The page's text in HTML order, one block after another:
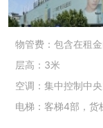
物管费：包含在租
层高：3米
空调：集中控制中
电梯：客梯4部，货